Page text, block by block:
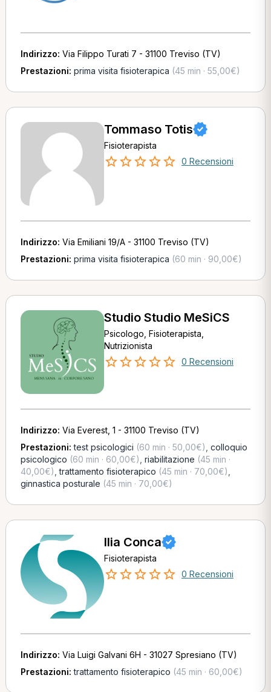
Indirizzo: Via Filippo Turati 7 - 31100 Treviso (TV)
Prestazioni: prima visita fisioterapica (45 min · 55,00€)
Tommaso Totis
Fisioterapista
0 Recensioni
Indirizzo: Via Emiliani 19/A - 31100 Treviso (TV)
Prestazioni: prima visita fisioterapica (60 min · 90,00€)
Studio Studio MeSiCS
Psicologo, Fisioterapista,
Nutrizionista
0 Recensioni
Indirizzo: Via Everest, 1 - 31100 Treviso (TV)
Prestazioni:test psicologici (60 min · 50,00€) colloquio
psicologico (60 min · 60,00€) riabilitazione (45 min ·
40,00€) ,trattamento fisioterapico (45 min · 70,00€)
ginnastica posturale (45 min · 70,00€)
Ilia Conca
Fisioterapista
0 Recensioni
Indirizzo: Via Luigi Galvani 6H - 31027 Spresiano (TV)
Prestazioni:trattamento fisioterapico (45 min · 60,00€)